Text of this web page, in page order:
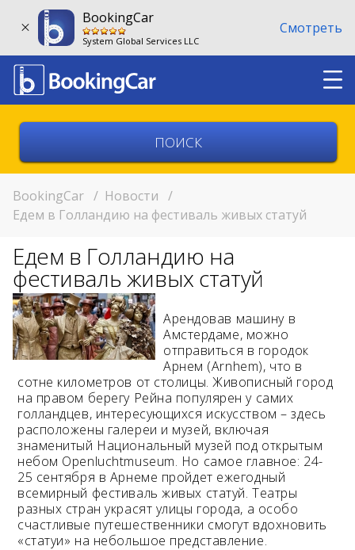
BookingCar
System Global Services LLC
Смотреть
Выберите город
Возврат в другом месте?
11:00
Возраст 25-70 лет?
Купон/промо
BookingCar / Новости /
Едем в Голландию на фестиваль живых статуй
Едем в Голландию на
фестиваль живых статуй
Арендовав машину в
Амстердаме, можно
отправиться в городок
Арнем (Arnhem), что в
сотне километров от столицы. Живописный город
на правом берегу Рейна популярен у самих
голландцев, интересующихся искусством – здесь
расположены галереи и музей, включая
знаменитый Национальный музей под открытым
небом Openluchtmuseum. Но самое главное: 24-
25 сентября в Арнеме пройдет ежегодный
всемирный фестиваль живых статуй. Театры
разных стран украсят улицы города, а особо
счастливые путешественники смогут вдохновить
«статуи» на небольшое представление.